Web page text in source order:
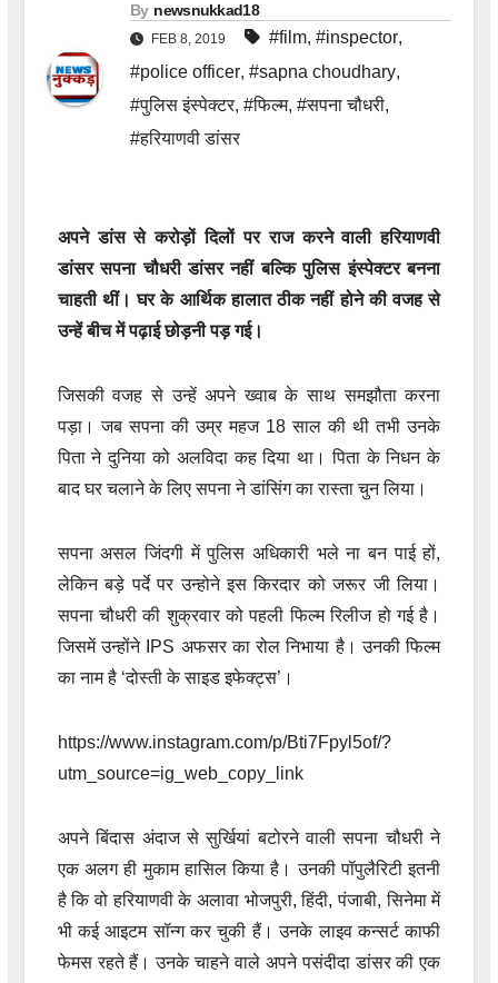
By newsnukkad18
FEB 8, 2019 #film, #inspector,
#police officer, #sapna choudhary,
#पुलिस इंस्पेक्टर, #फिल्म, #सपना चौधरी,
#हरियाणवी डांसर
अपने डांस से करोड़ों दिलों पर राज करने वाली हरियाणवी
डांसर सपना चौधरी डांसर नहीं बल्कि पुलिस इंस्पेक्टर बनना
चाहती थीं। घर के आर्थिक हालात ठीक नहीं होने की वजह से
उन्हें बीच में पढ़ाई छोड़नी पड़ गई।
जिसकी वजह से उन्हें अपने ख्वाब के साथ समझौता करना
पड़ा। जब सपना की उम्र महज 18 साल की थी तभी उनके
पिता ने दुनिया को अलविदा कह दिया था। पिता के निधन के
बाद घर चलाने के लिए सपना ने डांसिंग का रास्ता चुन लिया।
सपना असल जिंदगी में पुलिस अधिकारी भले ना बन पाई हों,
लेकिन बड़े पर्दे पर उन्होने इस किरदार को जरूर जी लिया।
सपना चौधरी की शुक्रवार को पहली फिल्म रिलीज हो गई है।
जिसमें उन्होंने IPS अफसर का रोल निभाया है। उनकी फिल्म
का नाम है ‘दोस्ती के साइड इफेक्ट्स’।
https://www.instagram.com/p/Bti7Fpyl5of/?
utm_source=ig_web_copy_link
अपने बिंदास अंदाज से सुर्खियां बटोरने वाली सपना चौधरी ने
एक अलग ही मुकाम हासिल किया है। उनकी पॉपुलैरिटी इतनी
है कि वो हरियाणवी के अलावा भोजपुरी, हिंदी, पंजाबी, सिनेमा में
भी कई आइटम सॉन्ग कर चुकी हैं। उनके लाइव कन्सर्ट काफी
फेमस रहते हैं। उनके चाहने वाले अपने पसंदीदा डांसर की एक